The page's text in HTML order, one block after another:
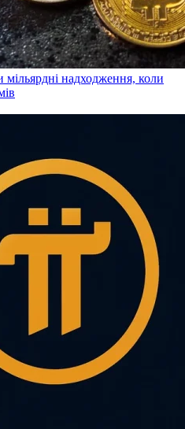
надходження, коли